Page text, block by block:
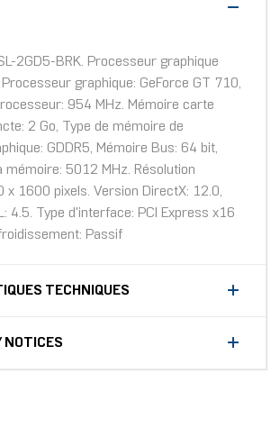
2GD5-BRK. Processeur graphique
Processeur graphique: GeForce GT 710,
954 MHz. Mémoire carte
2 Go, Type de mémoire de
GDDR5, Mémoire Bus: 64 bit,
mémoire: 5012 MHz. Résolution
x 1600 pixels. Version DirectX: 12.0,
4.5. Type d'interface: PCI Express x16
Passif
TECHNIQUES
NOTICES